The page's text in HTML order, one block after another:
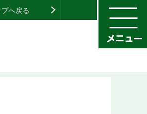
プへ戻る